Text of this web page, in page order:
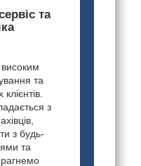
та
та
з
з будь-
та